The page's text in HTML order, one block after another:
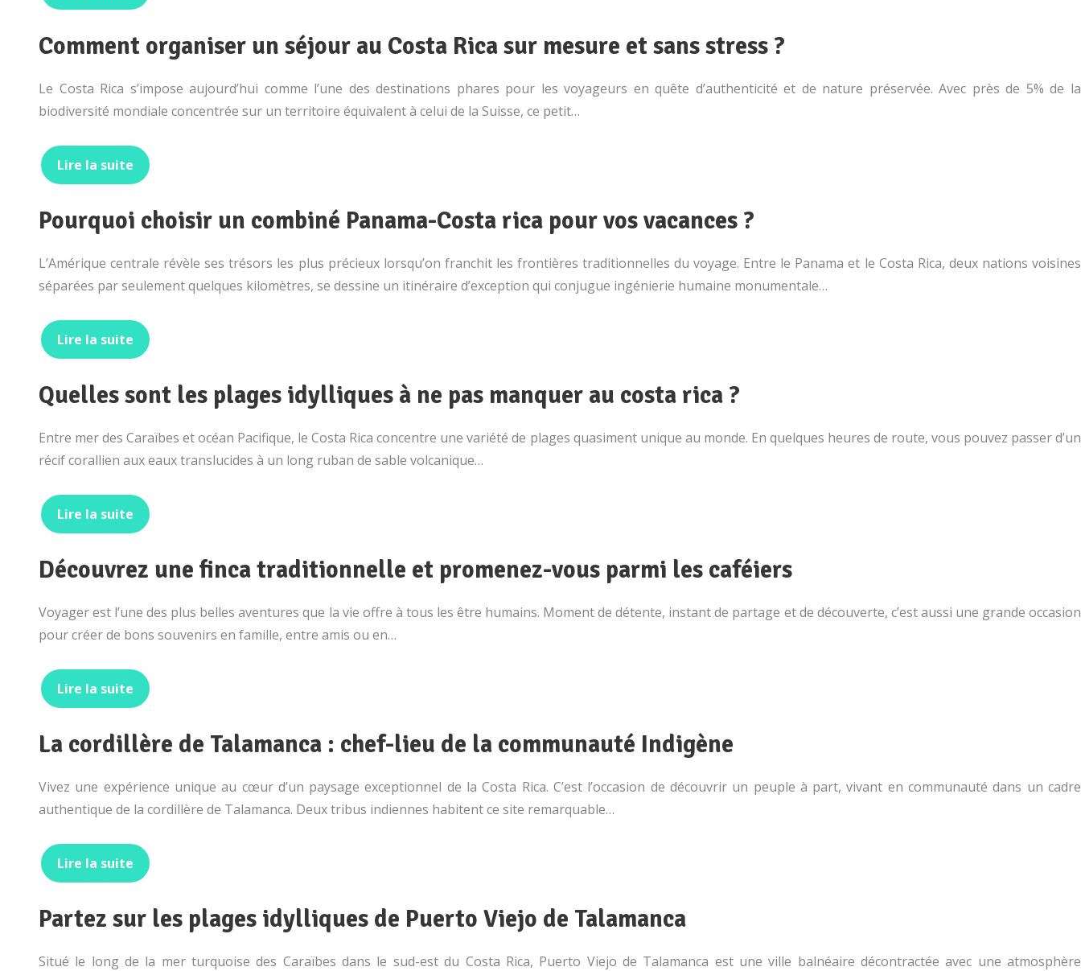
Comment organiser un séjour au Costa Rica sur mesure et sans stress ?
Le Costa Rica s’impose aujourd’hui comme l’une des destinations phares pour les voyageurs en quête d’authenticité et de nature préservée. Avec près de 5% de la
biodiversité mondiale concentrée sur un territoire équivalent à celui de la Suisse, ce petit…
Lire la suite
Pourquoi choisir un combiné Panama-Costa rica pour vos vacances ?
L’Amérique centrale révèle ses trésors les plus précieux lorsqu’on franchit les frontières traditionnelles du voyage. Entre le Panama et le Costa Rica, deux nations voisines
séparées par seulement quelques kilomètres, se dessine un itinéraire d’exception qui conjugue ingénierie humaine monumentale…
Lire la suite
Quelles sont les plages idylliques à ne pas manquer au costa rica ?
Entre mer des Caraïbes et océan Pacifique, le Costa Rica concentre une variété de plages quasiment unique au monde. En quelques heures de route, vous pouvez passer d’un
récif corallien aux eaux translucides à un long ruban de sable volcanique…
Lire la suite
Découvrez une finca traditionnelle et promenez-vous parmi les caféiers
Voyager est l’une des plus belles aventures que la vie offre à tous les être humains. Moment de détente, instant de partage et de découverte, c’est aussi une grande occasion
pour créer de bons souvenirs en famille, entre amis ou en…
Lire la suite
La cordillère de Talamanca : chef-lieu de la communauté Indigène
Vivez une expérience unique au cœur d’un paysage exceptionnel de la Costa Rica. C’est l’occasion de découvrir un peuple à part, vivant en communauté dans un cadre
authentique de la cordillère de Talamanca. Deux tribus indiennes habitent ce site remarquable…
Lire la suite
Partez sur les plages idylliques de Puerto Viejo de Talamanca
Situé le long de la mer turquoise des Caraïbes dans le sud-est du Costa Rica, Puerto Viejo de Talamanca est une ville balnéaire décontractée avec une atmosphère